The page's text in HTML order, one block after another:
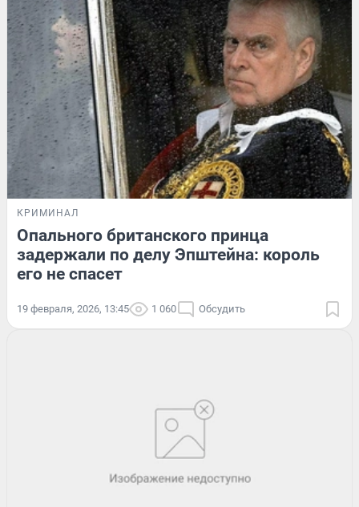
КРИМИНАЛ
Опального британского принца
задержали по делу Эпштейна: король
его не спасет
19 февраля, 2026, 13:45 1 060 Обсудить